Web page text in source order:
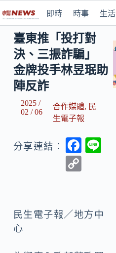
即時 時事 生活
臺東推「投打對
決、三振詐騙」
金牌投手林昱珉助
陣反詐
2025 /
02 / 06
合作媒體, 民
生電子報
分享連結：
F
o
o
y
民生電子報／地方中
心